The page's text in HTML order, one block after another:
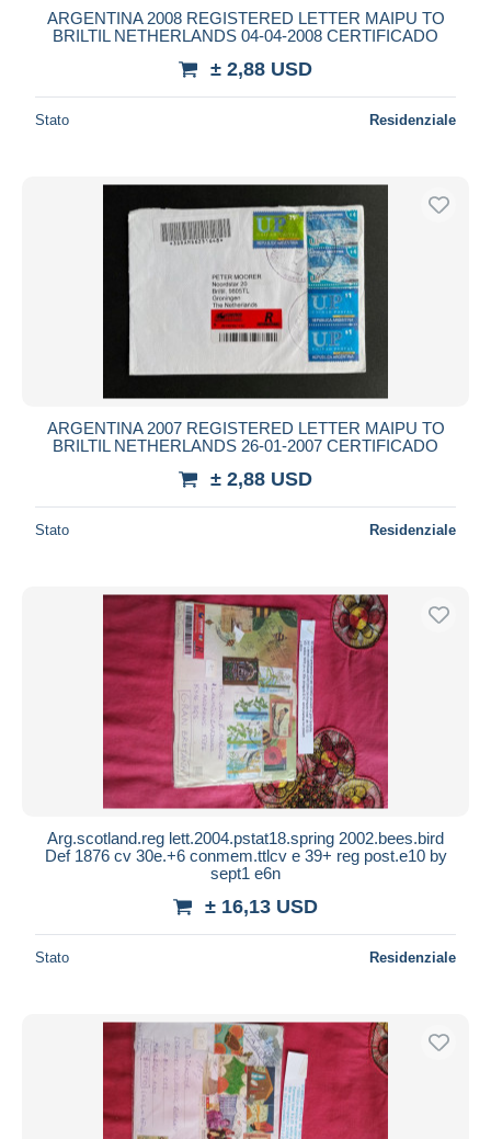
ARGENTINA 2008 REGISTERED LETTER MAIPU TO
BRILTIL NETHERLANDS 04-04-2008 CERTIFICADO
± 2,88 USD
Stato Residenziale
ARGENTINA 2007 REGISTERED LETTER MAIPU TO
BRILTIL NETHERLANDS 26-01-2007 CERTIFICADO
± 2,88 USD
Stato Residenziale
Arg.scotland.reg lett.2004.pstat18.spring 2002.bees.bird
Def 1876 cv 30e.+6 conmem.ttlcv e 39+ reg post.e10 by
sept1 e6n
± 16,13 USD
Stato Residenziale